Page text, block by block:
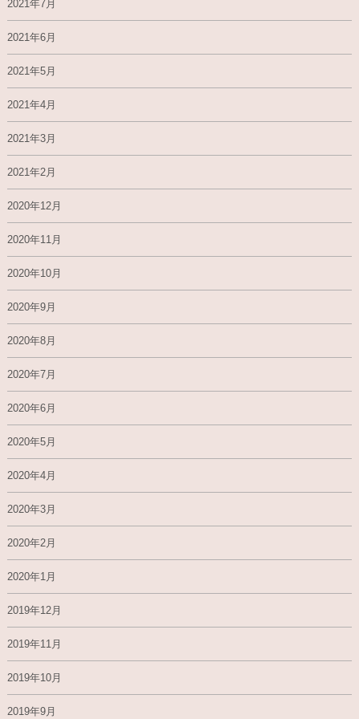
2021年7月
2021年6月
2021年5月
2021年4月
2021年3月
2021年2月
2020年12月
2020年11月
2020年10月
2020年9月
2020年8月
2020年7月
2020年6月
2020年5月
2020年4月
2020年3月
2020年2月
2020年1月
2019年12月
2019年11月
2019年10月
2019年9月